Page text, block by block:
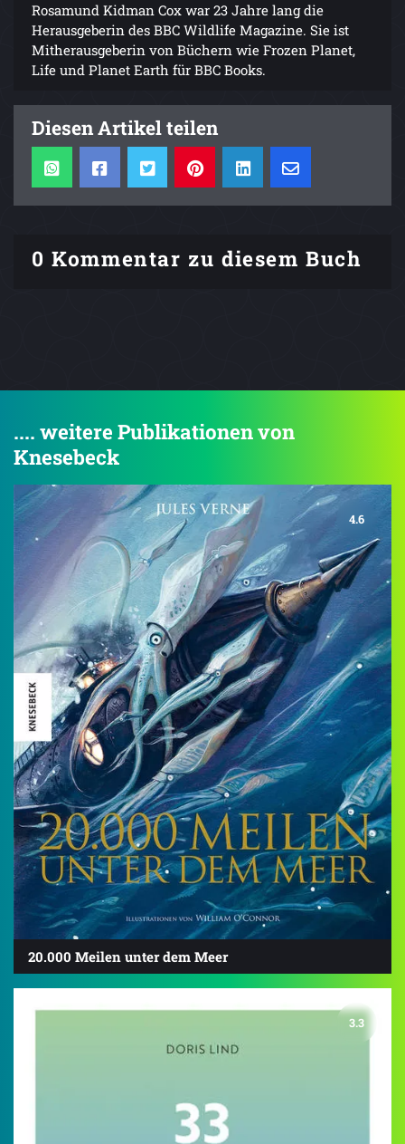
Rosamund Kidman Cox war 23 Jahre lang die
Herausgeberin des BBC Wildlife Magazine. Sie ist
Mitherausgeberin von Büchern wie Frozen Planet,
Life und Planet Earth für BBC Books.
Diesen Artikel teilen
0 Kommentar zu diesem Buch
.... weitere Publikationen von
Knesebeck
4.6
20.000 Meilen unter dem Meer
3.3